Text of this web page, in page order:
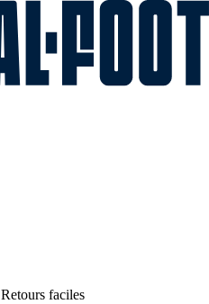
Retours faciles